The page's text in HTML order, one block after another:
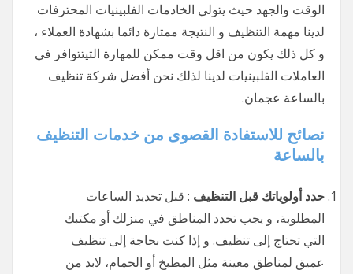
الوقت والجهد حيث يتولي الخادمات الفلبينيات المحترفات
لدينا مهمة التنظيف و النتيجة ممتازة دائما بشهادة العملاء ،
و كل ذلك يكون من اقل وقت ممكن للمهارة التيتتوافر في
العاملات الفلبينيات لدينا لذلك نحن أفضل شركة تنظيف
بالساعة عجمان.
نصائح للاستفادة القصوى من خدمات التنظيف
بالساعة
حدد أولوياتك قبل التنظيف : قبل تحديد الساعات
المطلوبة، و يجب تحدد المناطق في منزلك أو مكتبك
التي تحتاج إلى تنظيف. و إذا كنت بحاجة إلى تنظيف
عميق لمناطق معينة مثل المطبخ أو الحمام، لابد من